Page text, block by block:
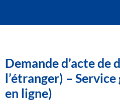
Demande d’acte de
l’étranger) –
en ligne)